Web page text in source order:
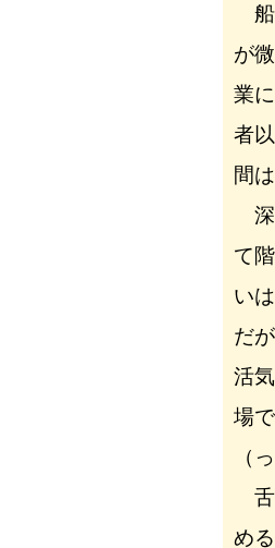
船
が
業
者
間
深
て
い
だ
活
場
（
舌
め